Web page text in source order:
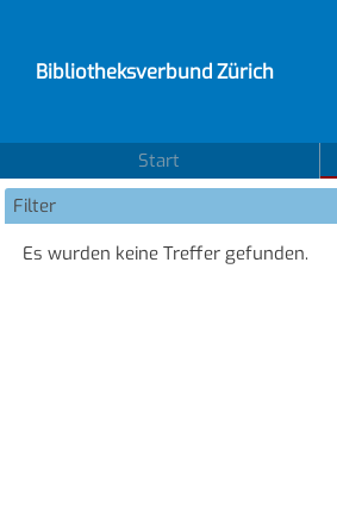
Bibliotheksverbund Zürich
Start
Filter
Es wurden keine Treffer gefunden.